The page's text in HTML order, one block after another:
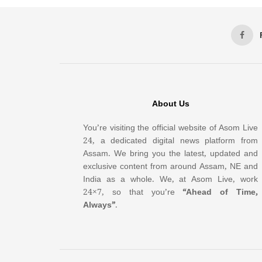
About Us
You’re visiting the official website of Asom Live
24, a dedicated digital news platform from
Assam. We bring you the latest, updated and
exclusive content from around Assam, NE and
India as a whole. We, at Asom Live, work
24×7, so that you’re“Ahead of Time,
Always”.